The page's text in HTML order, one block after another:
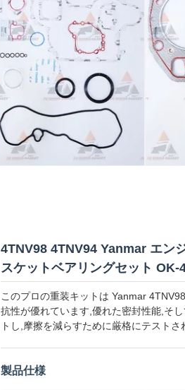
4TNV98 4TNV94 Yanmar エン
スケットベアリングセット OK-
このプロの重装キットは Yanmar
抗性が優れています,優れた密封性能,そ
トし,摩擦を減らすために厳格にテスト
製品仕様